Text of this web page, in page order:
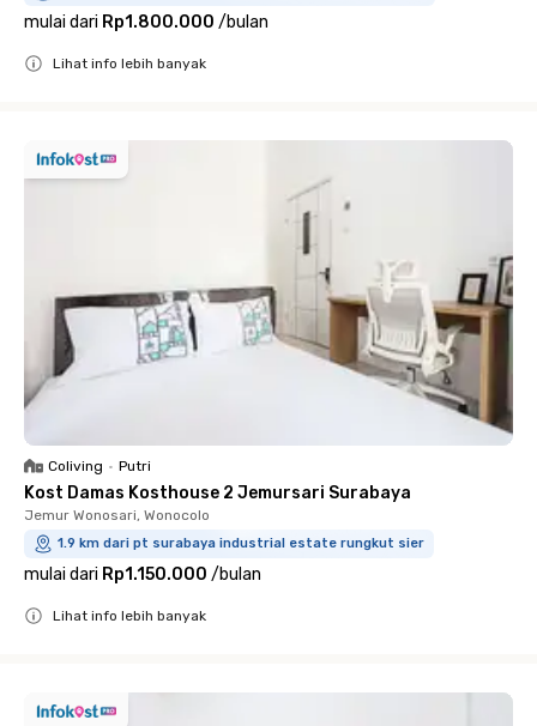
mulai dari Rp1.800.000 /bulan
Lihat info lebih banyak
Coliving • Putri
Kost Damas Kosthouse 2 Jemursari Surabaya
Jemur Wonosari, Wonocolo
1.9 km dari pt surabaya industrial estate rungkut sier
mulai dari Rp1.150.000 /bulan
Lihat info lebih banyak